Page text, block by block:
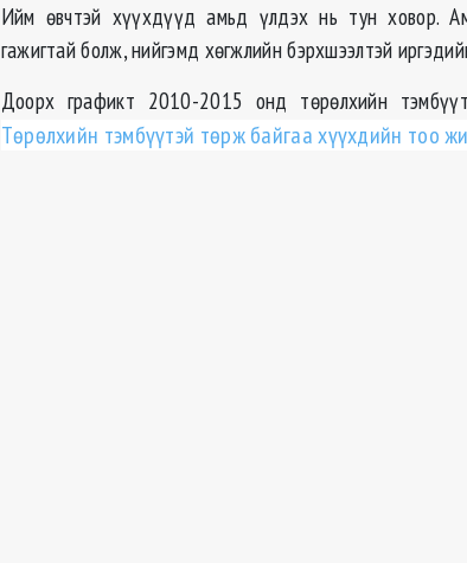
Ийм өвчтэй хүүхдүүд амьд үлдэх нь тун ховор.
гажигтай болж, нийгэмд хөгжлийн бэрхшээлтэй
Доорх графикт 2010-2015 онд төрөлхийн
Төрөлхийн тэмбүүтэй төрж байгаа хүүхдийн тоо